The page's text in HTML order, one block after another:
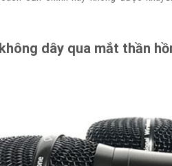
dây qua mắt thần